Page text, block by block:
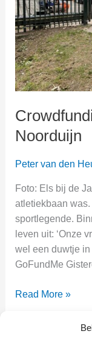
Noorduijn
Peter van den
Foto: Els bij de
atletiekbaan
sportlegende.
leven uit: ‘Onze
wel een duwtje
GoFundMe
Crowdfunding
Read More »